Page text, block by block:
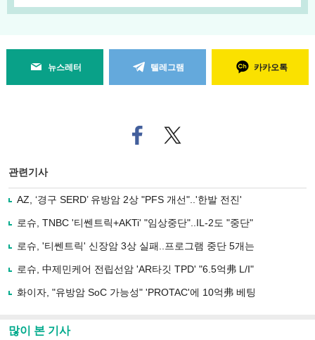
뉴스레터 텔레그램 카카오톡
페
이
로
기
사
유
기
트위
터로
관련기사
AZ, ‘경구 SERD’ 유방암 2상 "PFS 개선"..'한발 전진'
로슈, TNBC '티쎈트릭+AKTi' "임상중단"..IL-2도 "중단"
로슈, '티쎈트릭' 신장암 3상 실패..프로그램 중단 5개는
로슈, 中제민케어 전립선암 'AR타깃 TPD' "6.5억弗 L/I"
화이자, "유방암 SoC 가능성" 'PROTAC'에 10억弗 베팅
많이 본 기사